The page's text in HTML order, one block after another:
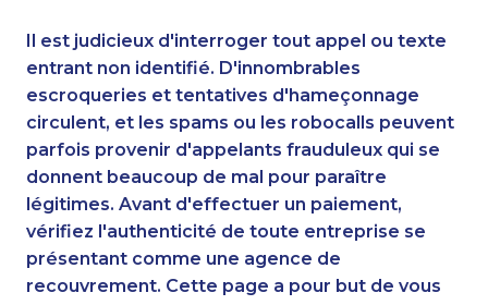
Il est judicieux d'interroger tout appel ou texte
entrant non identifié. D'innombrables
escroqueries et tentatives d'hameçonnage
circulent, et les spams ou les robocalls peuvent
parfois provenir d'appelants frauduleux qui se
donnent beaucoup de mal pour paraître
légitimes. Avant d'effectuer un paiement,
vérifiez l'authenticité de toute entreprise se
présentant comme une agence de
recouvrement. Cette page a pour but de vous